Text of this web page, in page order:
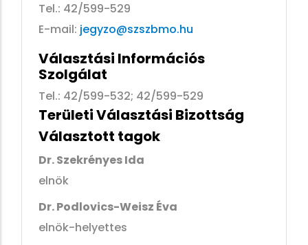
Tel.: 42/599-529
E-mail: jegyzo@szszbmo.hu
Választási Információs
Szolgálat
Tel.: 42/599-532; 42/599-529
Területi Választási Bizottság
Választott tagok
Dr. Szekrényes Ida
elnök
Dr. Podlovics-Weisz Éva
elnök-helyettes